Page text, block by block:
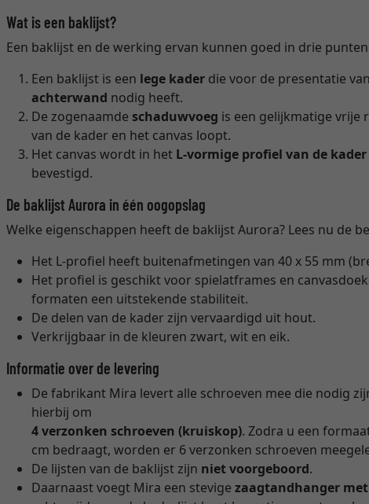
Wat is een baklijst?
Een baklijst en de werking ervan kunnen goed in drie
Een baklijst is een lege kader die voor de presentatie
achterwand nodig heeft.
De zogenaamde schaduwvoeg is een gelijkmatige vrije
van de kader en het canvas loopt.
Het canvas wordt in het L-vormige profiel van de kader
bevestigd.
De baklijst Aurora in één oogopslag
Welke eigenschappen heeft de baklijst Aurora? Lees nu de
Het L-profiel heeft buitenafmetingen van 40 x 55 mm
Het profiel is geschikt voor spielatframes en
formaten een uitstekende stabiliteit.
De delen van de kader zijn vervaardigd uit hout.
Verkrijgbaar in de kleuren zwart, wit en eik.
Informatie over de levering
De fabrikant Mira levert alle schroeven mee die nodig
hierbij om
4 verzonken schroeven (kruiskop). Zodra u een
cm bedraagt, worden er 6 verzonken schroeven
De lijsten van de baklijst zijn niet voorgeboord.
Daarnaast voegt Mira een stevigezaagtandhanger